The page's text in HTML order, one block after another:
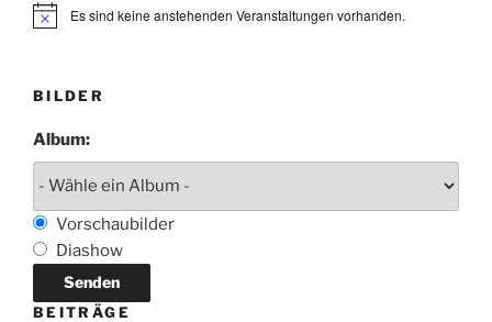
H
e
Es sind keine anstehenden Veranstaltungen vorhanden.
BILDER
Album:
Vorschaubilder
Diashow
BEITRÄGE